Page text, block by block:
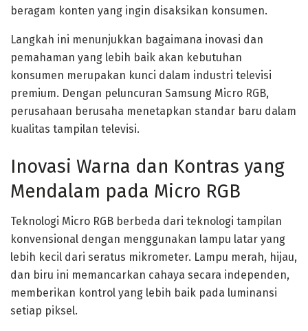
beragam konten yang ingin disaksikan konsumen.
Langkah ini menunjukkan bagaimana inovasi dan
pemahaman yang lebih baik akan kebutuhan
konsumen merupakan kunci dalam industri televisi
premium. Dengan peluncuran Samsung Micro RGB,
perusahaan berusaha menetapkan standar baru dalam
kualitas tampilan televisi.
Inovasi Warna dan Kontras yang
Mendalam pada Micro RGB
Teknologi Micro RGB berbeda dari teknologi tampilan
konvensional dengan menggunakan lampu latar yang
lebih kecil dari seratus mikrometer. Lampu merah, hijau,
dan biru ini memancarkan cahaya secara independen,
memberikan kontrol yang lebih baik pada luminansi
setiap piksel.